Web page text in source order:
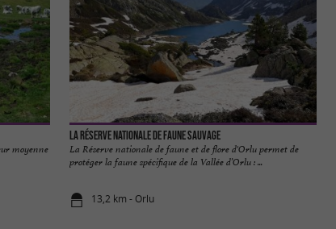
moyenne
La Réserve Nationale De Faune Sauvage
La Réserve nationale de faune et de flore d'Orlu permet de
protéger la faune spécifique de la Vallée d’Orlu : ...
13,2 km - Orlu